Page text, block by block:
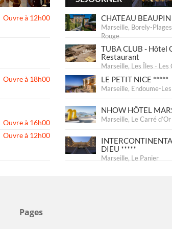
Ouvre à 12h00
Ouvre à 18h00
Ouvre à 16h00
Ouvre à 12h00
CHATEAU BEAUPIN
Marseille, Borely-
Rouge
TUBA CLUB - Hôtel
Restaurant
Marseille, Les Îles - Les
LE PETIT NICE *****
Marseille, Endoume-
NHOW HÔTEL
Marseille, Le Carré d’Or
DIEU *****
Marseille, Le Panier
Pages